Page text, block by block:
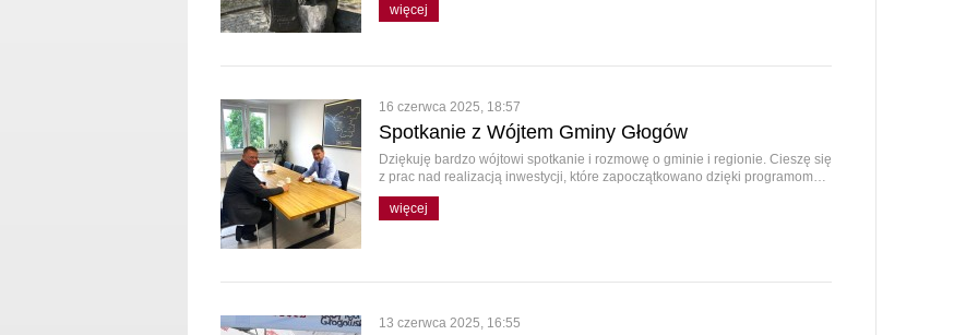
więcej
16 czerwca 2025, 18:57
Spotkanie z Wójtem Gminy Głogów
Dziękuję bardzo wójtowi spotkanie i rozmowę o gminie i regionie. Cieszę się
z prac nad realizacją inwestycji, które zapoczątkowano dzięki programom…
więcej
13 czerwca 2025, 16:55